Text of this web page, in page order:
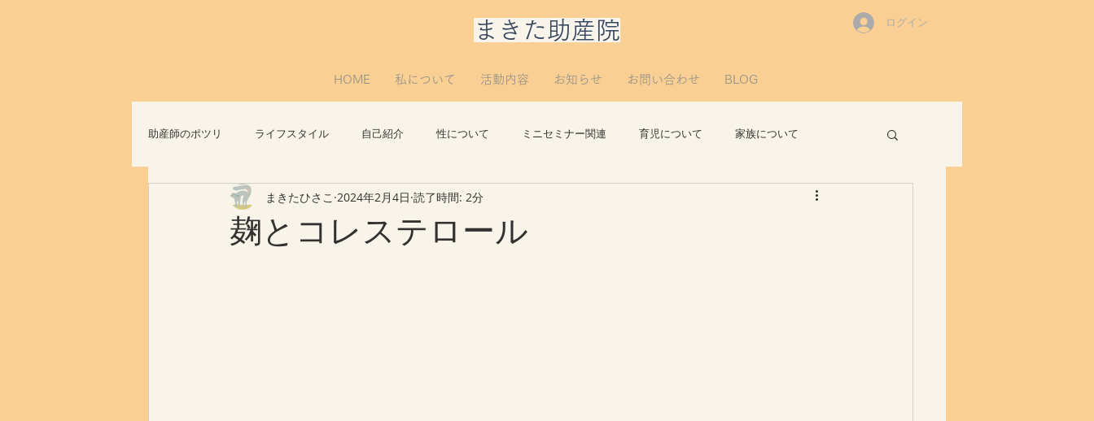
​まきた助産院 ログイン
HOME 私について 活動内容 お知らせ お問い合わせ BLOG
助産師のポツリ ライフスタイル 自己紹介 性について ミニセミナー関連 育児について 家族について
おっぱいについて 思い出 講義について
麹とコレステロール
まきたひさこ 2024年2月4日 読了時間: 2分